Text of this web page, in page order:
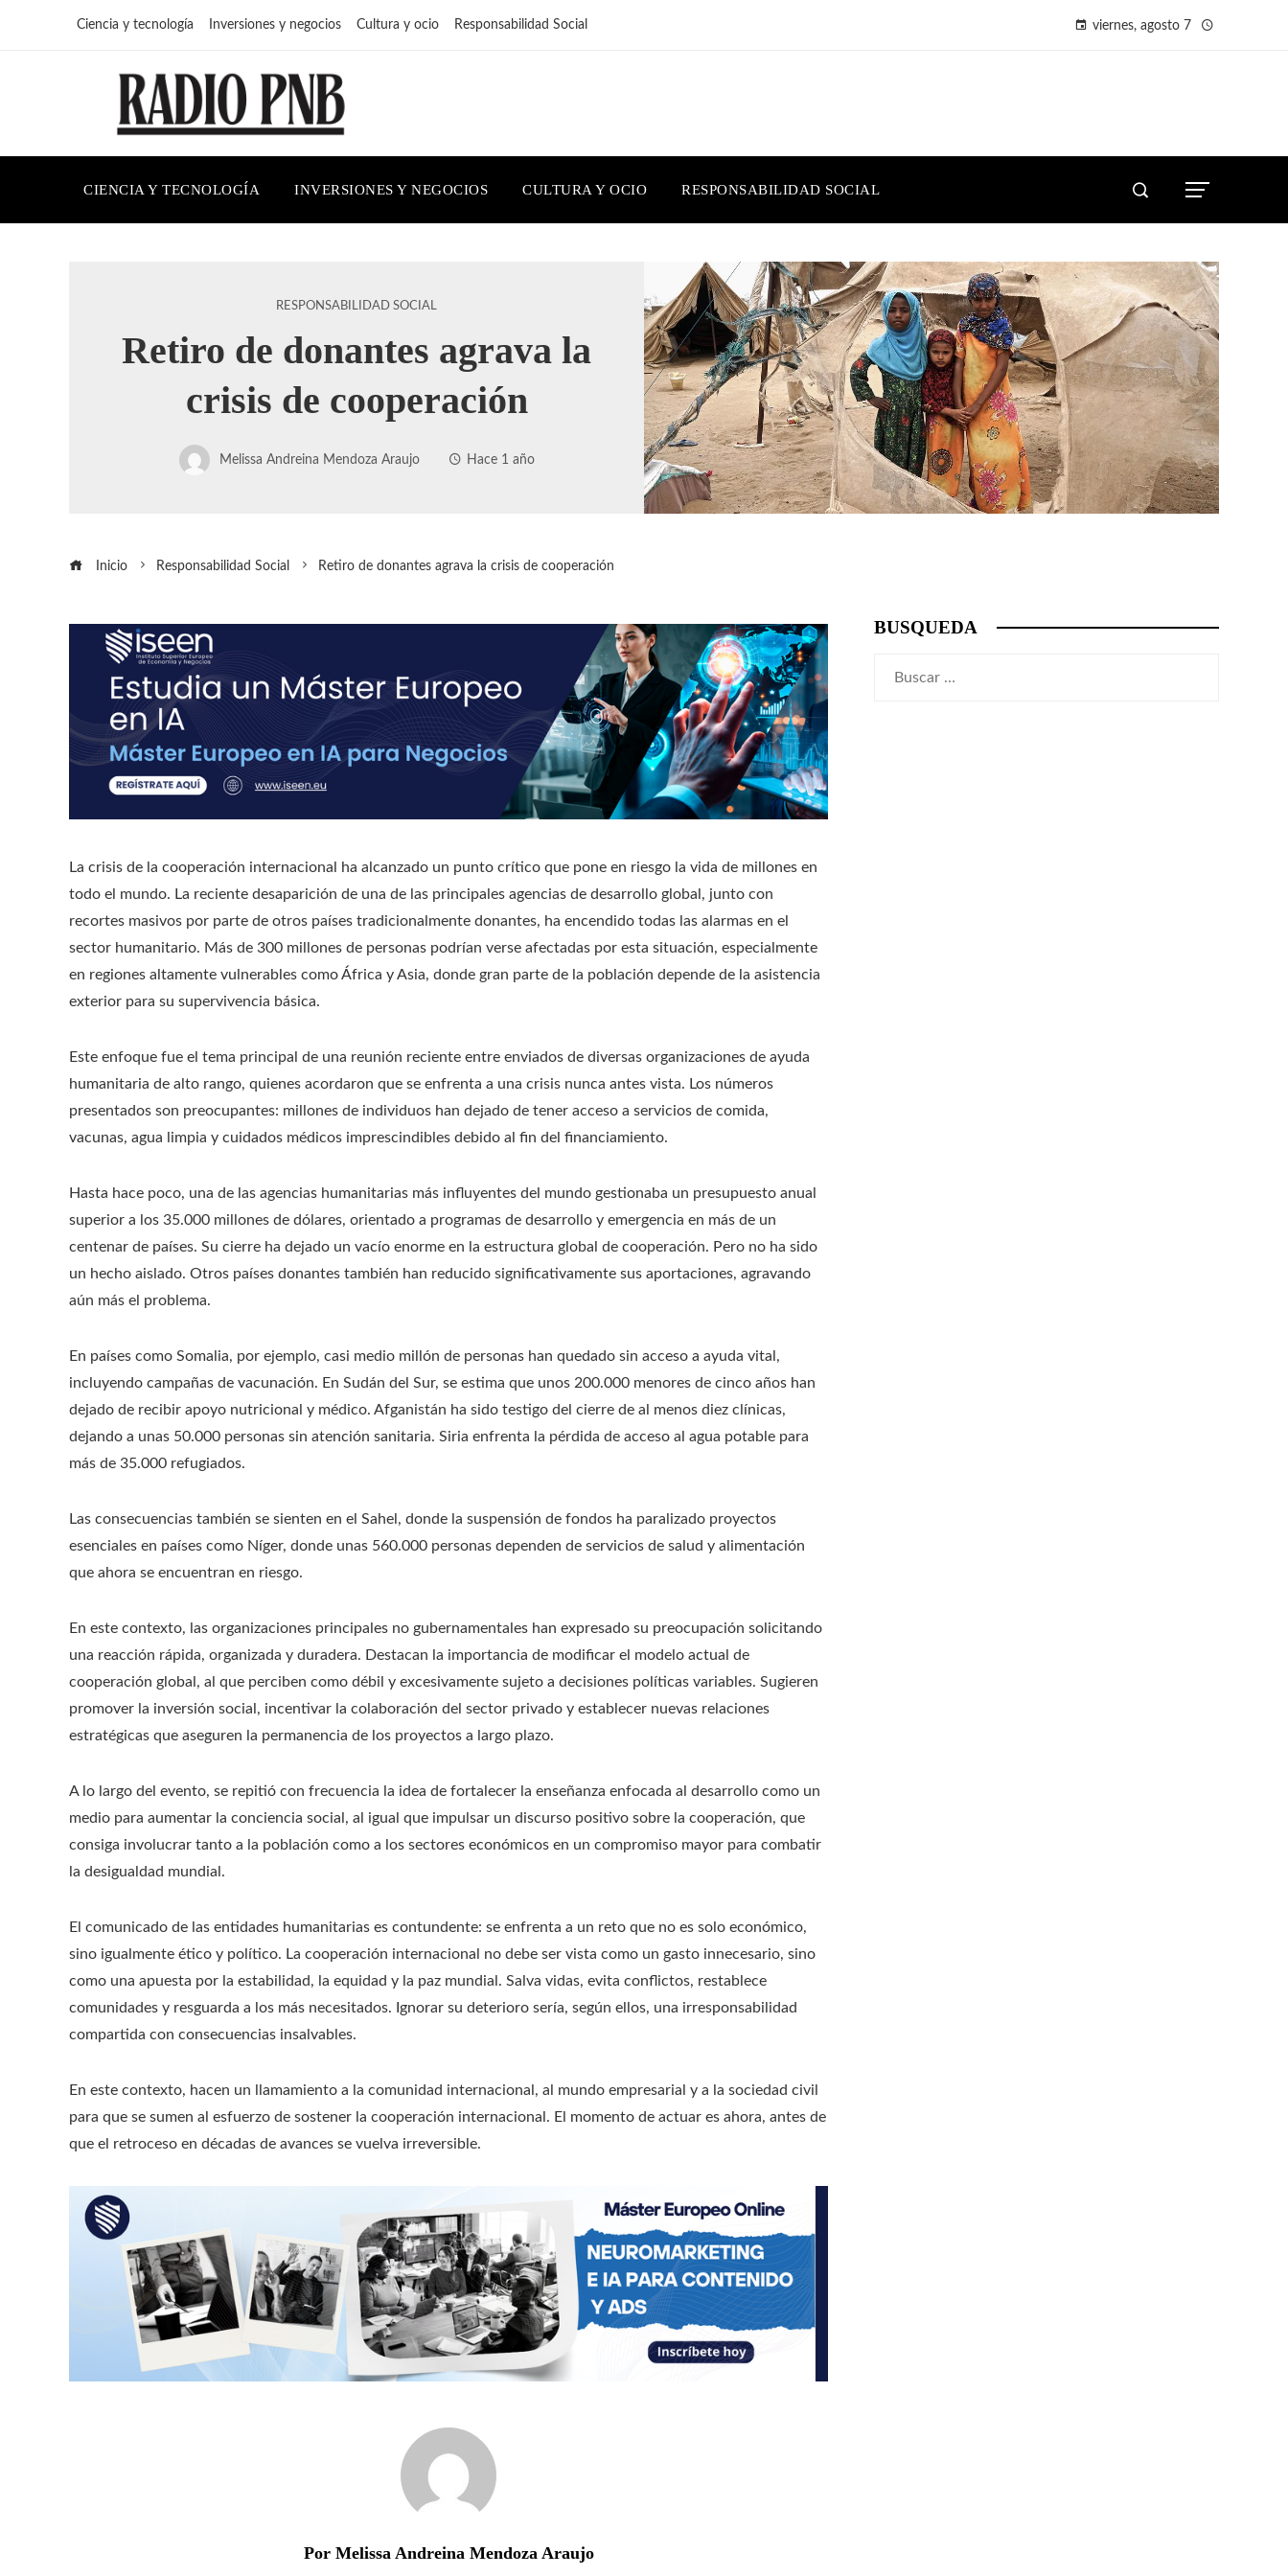
Ciencia y tecnología Inversiones y negocios Cultura y ocio Responsabilidad Social viernes, agosto 7
CIENCIA Y TECNOLOGÍA INVERSIONES Y NEGOCIOS CULTURA Y OCIO RESPONSABILIDAD SOCIAL
RESPONSABILIDAD SOCIAL
Retiro de donantes agrava la
crisis de cooperación
Melissa Andreina Mendoza Araujo Hace 1 año
Inicio Responsabilidad Social Retiro de donantes agrava la crisis de cooperación
La crisis de la cooperación internacional ha alcanzado un punto crítico que pone en riesgo la vida de millones en
todo el mundo. La reciente desaparición de una de las principales agencias de desarrollo global, junto con
recortes masivos por parte de otros países tradicionalmente donantes, ha encendido todas las alarmas en el
sector humanitario. Más de 300 millones de personas podrían verse afectadas por esta situación, especialmente
en regiones altamente vulnerables como África y Asia, donde gran parte de la población depende de la asistencia
exterior para su supervivencia básica.
Este enfoque fue el tema principal de una reunión reciente entre enviados de diversas organizaciones de ayuda
humanitaria de alto rango, quienes acordaron que se enfrenta a una crisis nunca antes vista. Los números
presentados son preocupantes: millones de individuos han dejado de tener acceso a servicios de comida,
vacunas, agua limpia y cuidados médicos imprescindibles debido al fin del financiamiento.
Hasta hace poco, una de las agencias humanitarias más influyentes del mundo gestionaba un presupuesto anual
superior a los 35.000 millones de dólares, orientado a programas de desarrollo y emergencia en más de un
centenar de países. Su cierre ha dejado un vacío enorme en la estructura global de cooperación. Pero no ha sido
un hecho aislado. Otros países donantes también han reducido significativamente sus aportaciones, agravando
aún más el problema.
En países como Somalia, por ejemplo, casi medio millón de personas han quedado sin acceso a ayuda vital,
incluyendo campañas de vacunación. En Sudán del Sur, se estima que unos 200.000 menores de cinco años han
dejado de recibir apoyo nutricional y médico. Afganistán ha sido testigo del cierre de al menos diez clínicas,
dejando a unas 50.000 personas sin atención sanitaria. Siria enfrenta la pérdida de acceso al agua potable para
más de 35.000 refugiados.
Las consecuencias también se sienten en el Sahel, donde la suspensión de fondos ha paralizado proyectos
esenciales en países como Níger, donde unas 560.000 personas dependen de servicios de salud y alimentación
que ahora se encuentran en riesgo.
En este contexto, las organizaciones principales no gubernamentales han expresado su preocupación solicitando
una reacción rápida, organizada y duradera. Destacan la importancia de modificar el modelo actual de
cooperación global, al que perciben como débil y excesivamente sujeto a decisiones políticas variables. Sugieren
promover la inversión social, incentivar la colaboración del sector privado y establecer nuevas relaciones
estratégicas que aseguren la permanencia de los proyectos a largo plazo.
A lo largo del evento, se repitió con frecuencia la idea de fortalecer la enseñanza enfocada al desarrollo como un
medio para aumentar la conciencia social, al igual que impulsar un discurso positivo sobre la cooperación, que
consiga involucrar tanto a la población como a los sectores económicos en un compromiso mayor para combatir
la desigualdad mundial.
El comunicado de las entidades humanitarias es contundente: se enfrenta a un reto que no es solo económico,
sino igualmente ético y político. La cooperación internacional no debe ser vista como un gasto innecesario, sino
como una apuesta por la estabilidad, la equidad y la paz mundial. Salva vidas, evita conflictos, restablece
comunidades y resguarda a los más necesitados. Ignorar su deterioro sería, según ellos, una irresponsabilidad
compartida con consecuencias insalvables.
En este contexto, hacen un llamamiento a la comunidad internacional, al mundo empresarial y a la sociedad civil
para que se sumen al esfuerzo de sostener la cooperación internacional. El momento de actuar es ahora, antes de
que el retroceso en décadas de avances se vuelva irreversible.
Por Melissa Andreina Mendoza Araujo
BUSQUEDA